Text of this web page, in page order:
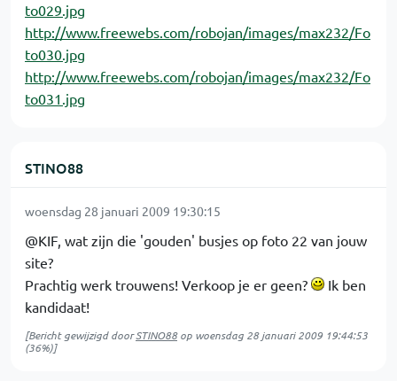
to029.jpg
http://www.freewebs.com/robojan/images/max232/Fo
to030.jpg
http://www.freewebs.com/robojan/images/max232/Fo
to031.jpg
STINO88
woensdag 28 januari 2009 19:30:15
@KIF, wat zijn die 'gouden' busjes op foto 22 van jouw
site?
Prachtig werk trouwens! Verkoop je er geen?
Ik ben
kandidaat!
[Bericht gewijzigd doorSTINO88op woensdag 28 januari 2009 19:44:53
(36%)]